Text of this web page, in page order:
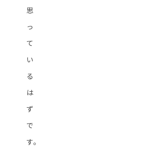
思
っ
て
い
る
は
ず
で
す。